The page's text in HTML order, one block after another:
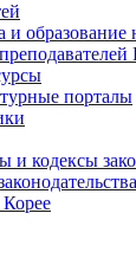
и образование
порталы
и кодексы